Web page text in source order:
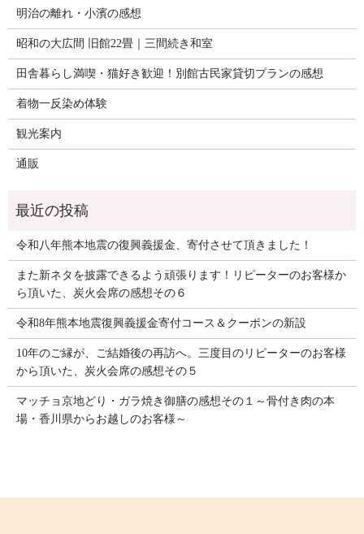
明治の離れ・小濱の感想
昭和の大広間 旧館22畳｜三間続き和室
田舎暮らし満喫・猫好き歓迎！別館古民家貸切プランの感想
着物一反染め体験
観光案内
通販
令和八年熊本地震の復興義援金、寄付させて頂きました！
また新ネタを披露できるよう頑張ります！リピーターのお客様か
ら頂いた、炭火会席の感想その６
令和8年熊本地震復興義援金寄付コース＆クーポンの新設
10年のご縁が、ご結婚後の再訪へ。三度目のリピーターのお客様
から頂いた、炭火会席の感想その５
マッチョ京地どり・ガラ焼き御膳の感想その１～骨付き肉の本
場・香川県からお越しのお客様～